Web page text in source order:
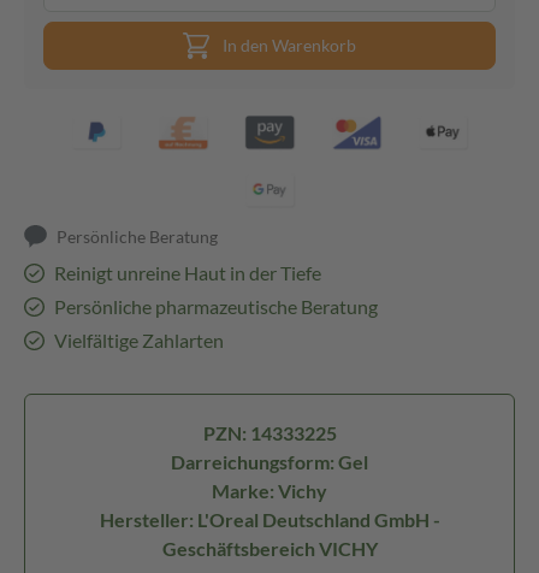
In den Warenkorb
Persönliche Beratung
Reinigt unreine Haut in der Tiefe
Persönliche pharmazeutische Beratung
Vielfältige Zahlarten
PZN: 14333225
Darreichungsform: Gel
Marke: Vichy
Hersteller: L'Oreal Deutschland GmbH -
Geschäftsbereich VICHY